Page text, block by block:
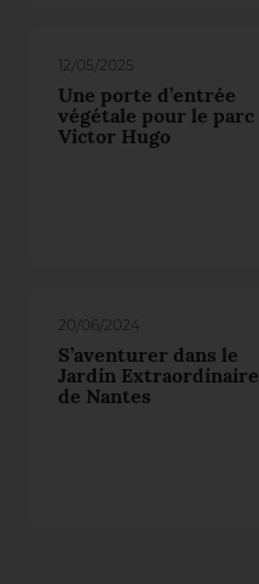
12/05/2025
Une porte d’entrée
végétale pour le parc
Victor Hugo
20/06/2024
S’aventurer dans le
Jardin Extraordinaire
de Nantes